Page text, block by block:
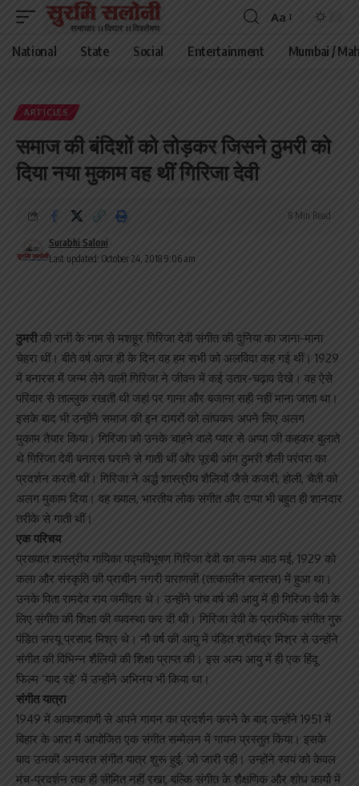
Font
Resizer
Aa
National State Social Entertainment Mumbai /
ARTICLES
समाज की बंदिशों को तोड़कर जिसने ठुमरी को
दिया नया मुकाम वह थीं गिरिजा देवी
Last updated: October 24, 2018 9:06 am
Surabhi Saloni
8 Min Read
ठुमरीकी रानी के नाम से मशहूर गिरिजा देवी संगीत की दुनिया का जाना-माना
चेहरा थीं। बीते वर्ष आज ही के दिन वह हम सभी को अलविदा कह गई थीं। 1929
में बनारस में जन्‍म लेने वाली गिरिजा ने जीवन में कई उतार-चढ़ाव देखे। वह ऐसे
परिवार से ताल्‍लुक रखती थी जहां पर गाना और बजाना सही नहीं माना जाता था।
इसके बाद भी उन्‍होंने समाज की इन दायरों को लांघकर अपने लिए अलग
मुकाम तैयार किया। गिरिजा को उनके चाहने वाले प्‍यार से अप्पा जी कहकर बुलाते
थे गिरिजा देवी बनारस घराने से गाती थीं और पूरबी आंग ठुमरी शैली परंपरा का
प्रदर्शन करती थीं। गिरिजा ने अर्द्ध शास्त्रीय शैलियों जैसे कजरी, होली, चैती को
अलग मुकाम दिया। वह ख्याल, भारतीय लोक संगीत और टप्पा भी बहुत ही शानदार
तरीके से गाती थीं।
एक परिचय
प्रख्यात शास्त्रीय गायिका पद्मविभूषण गिरिजा देवी का जन्म आठ मई, 1929 को
कला और संस्कृति की प्राचीन नगरी वाराणसी (तत्कालीन बनारस) में हुआ था।
उनके पिता रामदेव राय जमींदार थे। उन्होंने पांच वर्ष की आयु में ही गिरिजा देवी के
लिए संगीत की शिक्षा की व्यवस्था कर दी थी। गिरिजा देवी के प्रारंभिक संगीत गुरु
पंडित सरयू प्रसाद मिश्र थे। नौ वर्ष की आयु में पंडित श्रीचंद्र मिश्र से उन्होंने
संगीत की विभिन्न शैलियों की शिक्षा प्राप्त की। इस अल्प आयु में ही एक हिंदू
फिल्म ‘याद रहे’ में उन्होंने अभिनय भी किया था।
संगीत यात्रा
1949 में आकाशवाणी से अपने गायन का प्रदर्शन करने के बाद उन्होंने 1951 में
बिहार के आरा में आयोजित एक संगीत सम्मेलन में गायन प्रस्तुत किया। इसके
बाद उनकी अनवरत संगीत यात्र शुरू हुई, जो जारी रही। उन्होंने स्वयं को केवल
मंच-प्रदर्शन तक ही सीमित नहीं रखा, बल्कि संगीत के शैक्षणिक और शोध कार्यो में